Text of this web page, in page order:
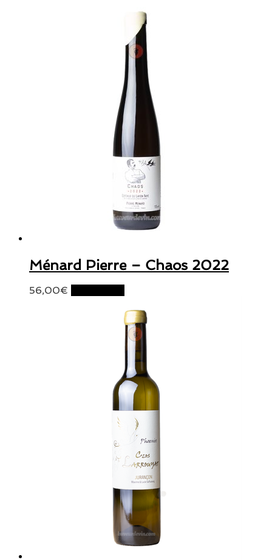
Ménard Pierre – Chaos 2022
56,00€